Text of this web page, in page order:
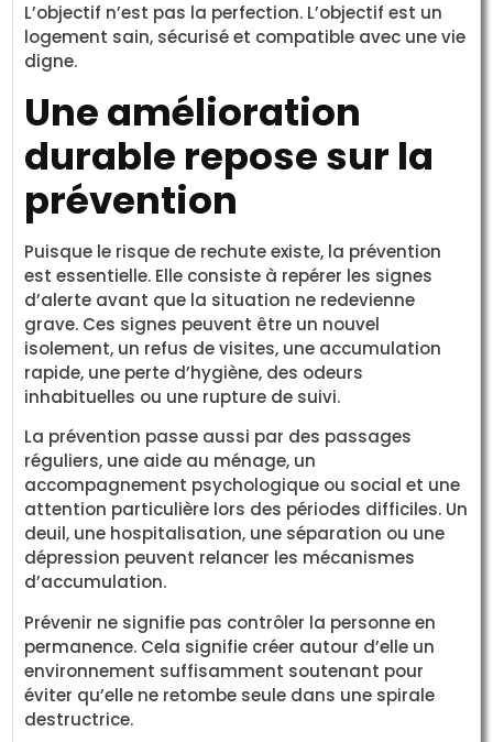
L’objectif n’est pas la perfection. L’objectif est un
logement sain, sécurisé et compatible avec une vie
digne.
Une amélioration
durable repose sur la
prévention
Puisque le risque de rechute existe, la prévention
est essentielle. Elle consiste à repérer les signes
d’alerte avant que la situation ne redevienne
grave. Ces signes peuvent être un nouvel
isolement, un refus de visites, une accumulation
rapide, une perte d’hygiène, des odeurs
inhabituelles ou une rupture de suivi.
La prévention passe aussi par des passages
réguliers, une aide au ménage, un
accompagnement psychologique ou social et une
attention particulière lors des périodes difficiles. Un
deuil, une hospitalisation, une séparation ou une
dépression peuvent relancer les mécanismes
d’accumulation.
Prévenir ne signifie pas contrôler la personne en
permanence. Cela signifie créer autour d’elle un
environnement suffisamment soutenant pour
éviter qu’elle ne retombe seule dans une spirale
destructrice.